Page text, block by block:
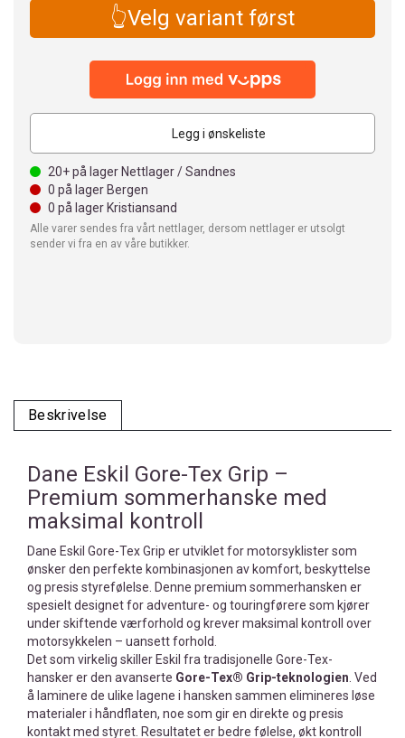
👆Velg variant først
Legg i ønskeliste
20+på lager Nettlager / Sandnes
0 på lager Bergen
0 på lager Kristiansand
Alle varer sendes fra vårt nettlager, dersom nettlager er utsolgt
sender vi fra en av våre butikker.
Beskrivelse
Dane Eskil Gore-Tex Grip –
Premium sommerhanske med
maksimal kontroll
Dane Eskil Gore-Tex Grip er utviklet for motorsyklister som
ønsker den perfekte kombinasjonen av komfort, beskyttelse
og presis styrefølelse. Denne premium sommerhansken er
spesielt designet for adventure- og touringførere som kjører
under skiftende værforhold og krever maksimal kontroll over
motorsykkelen – uansett forhold.
Det som virkelig skiller Eskil fra tradisjonelle Gore-Tex-
hansker er den avanserte Gore-Tex® Grip-teknologien . Ved
å laminere de ulike lagene i hansken sammen elimineres løse
materialer i håndflaten, noe som gir en direkte og presis
kontakt med styret. Resultatet er bedre følelse, økt kontroll